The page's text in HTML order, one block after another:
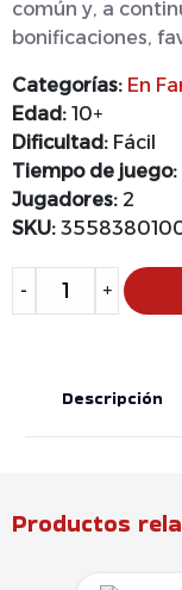
común y, a
bonificaciones,
Categorías: En
Edad: 10+
Dificultad: Fácil
Tiempo de juego:
Jugadores: 2
SKU:
- +
Alternative:
Descripción
Productos